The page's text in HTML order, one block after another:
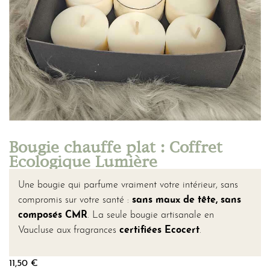
Bougie chauffe plat : Coffret
Ecologique Lumière
Une bougie qui parfume vraiment votre intérieur, sans
compromis sur votre santé : sans maux de tête, sans
composés CMR. La seule bougie artisanale en
Vaucluse aux fragrances certifiées Ecocert.
11,50 €